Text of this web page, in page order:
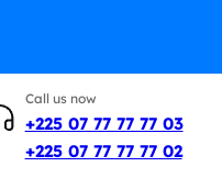
Call us now
+225 07 77 77 77 03
+225 07 77 77 77 02